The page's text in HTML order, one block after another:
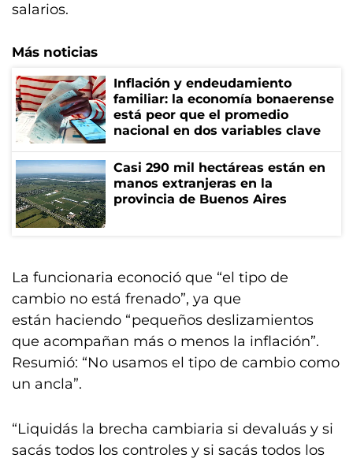
salarios.
Más noticias
Inflación y endeudamiento
familiar: la economía bonaerense
está peor que el promedio
nacional en dos variables clave
Casi 290 mil hectáreas están en
manos extranjeras en la
provincia de Buenos Aires
La funcionaria econoció que “el tipo de
cambio no está frenado”, ya que
están haciendo “pequeños deslizamientos
que acompañan más o menos la inflación”.
Resumió: “No usamos el tipo de cambio como
un ancla”.
“Liquidás la brecha cambiaria si devaluás y si
sacás todos los controles y si sacás todos los